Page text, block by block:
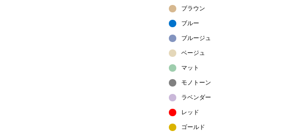
ブラウン
ブルー
ブルージュ
ベージュ
マット
モノトーン
ラベンダー
レッド
ゴールド